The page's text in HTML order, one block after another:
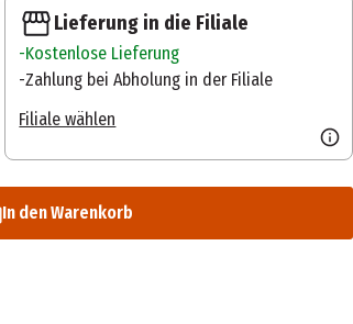
Lieferung in die Filiale
Kostenlose Lieferung
Zahlung bei Abholung in der Filiale
Filiale wählen
In den Warenkorb